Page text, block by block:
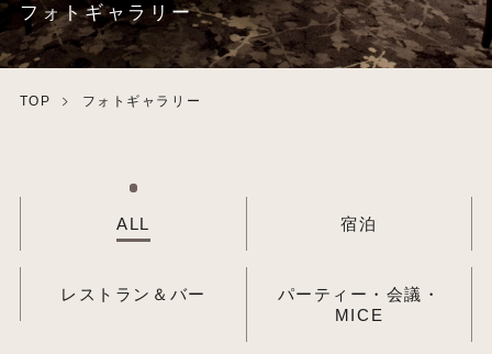
フォトギャラリー
TOP フォトギャラリー
ALL 宿泊
レストラン＆バー
パーティー・会議・
MICE